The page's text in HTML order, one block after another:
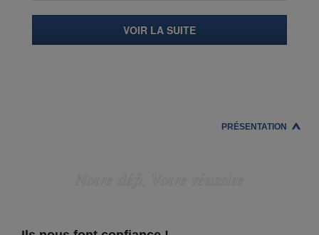
VOIR LA SUITE
PRÉSENTATION